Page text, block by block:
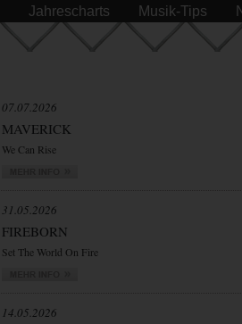
Jahrescharts Musik-Tips
07.07.2026
MAVERICK
We Can Rise
31.05.2026
FIREBORN
Set The World On Fire
14.05.2026